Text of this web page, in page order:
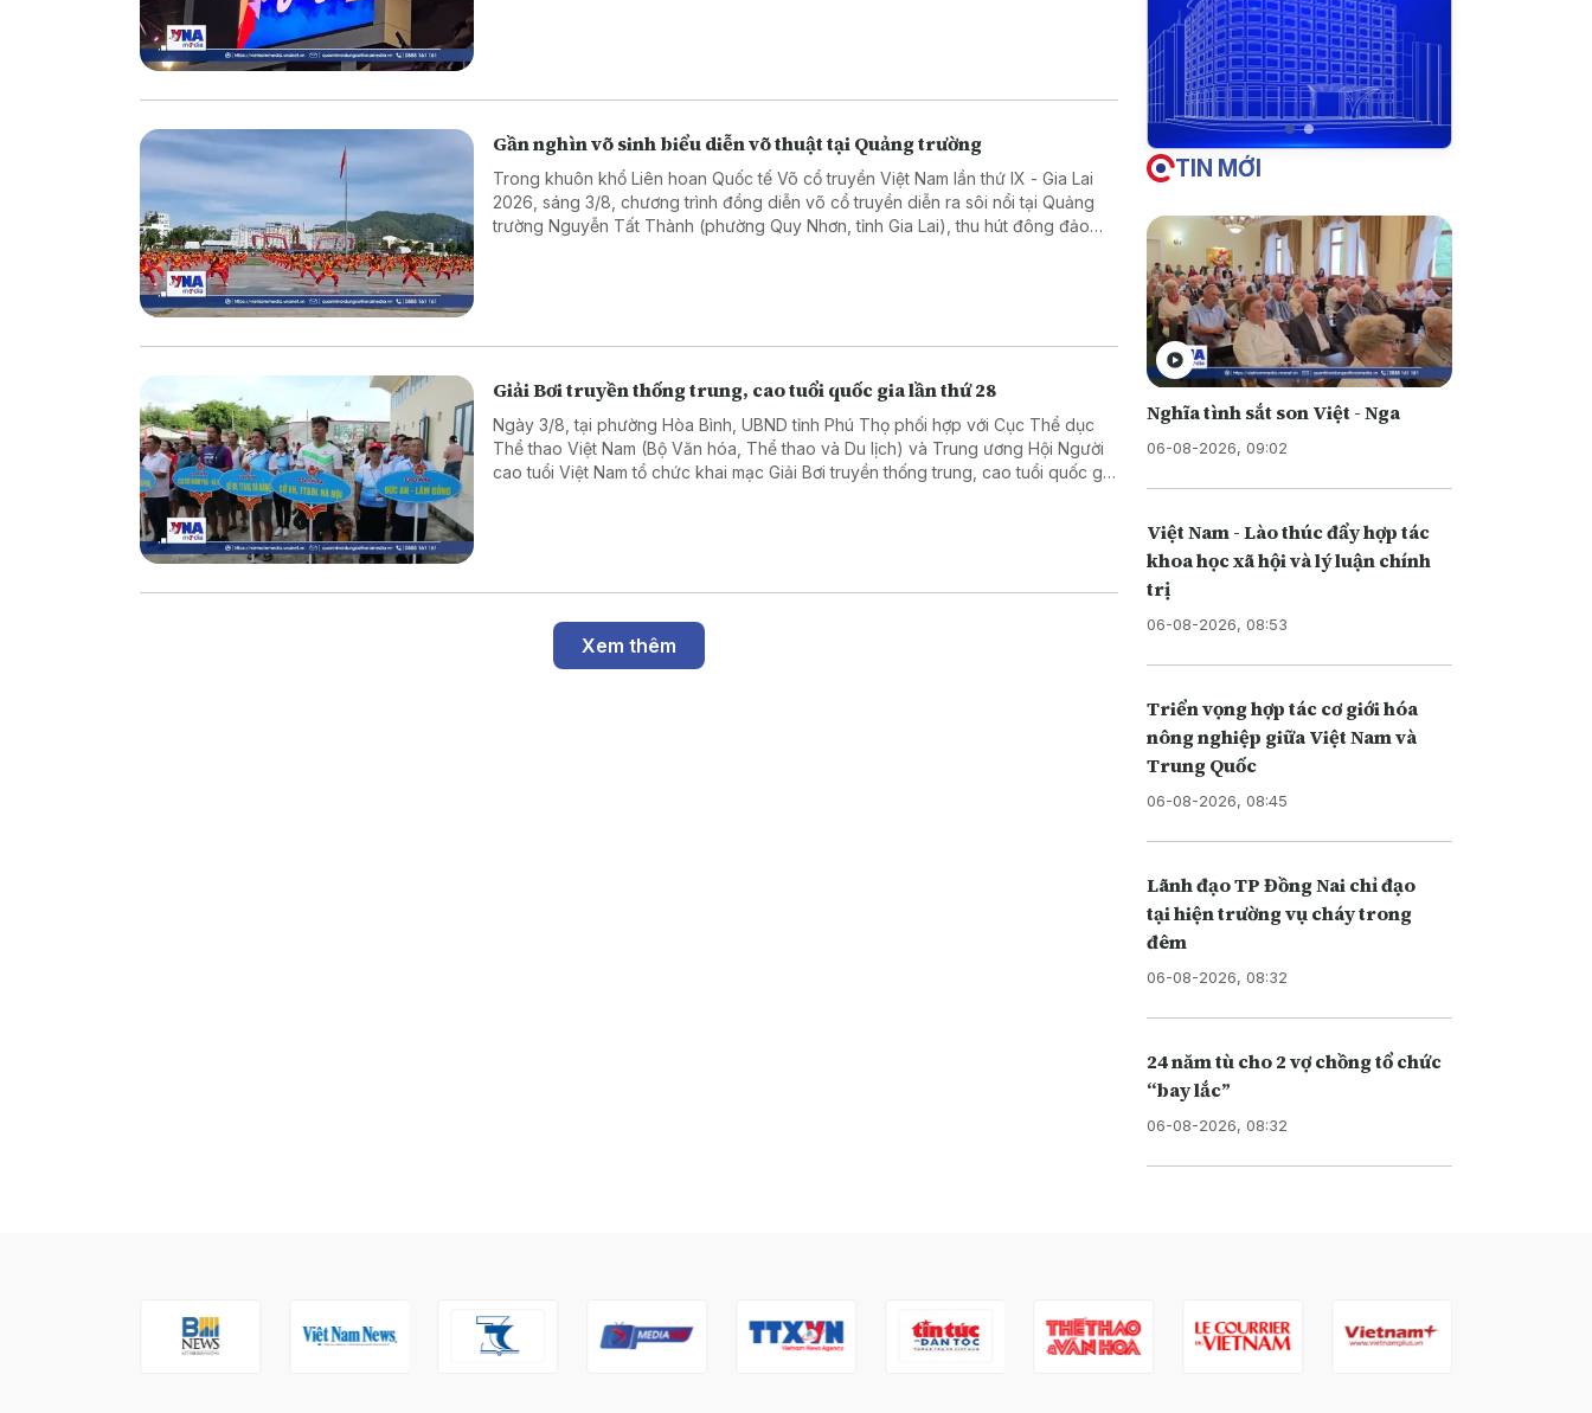
Gần nghìn võ sinh biểu diễn võ thuật tại Quảng trường
Trong khuôn khổ Liên hoan Quốc tế Võ cổ truyền Việt Nam lần thứ IX - Gia Lai
2026, sáng 3/8, chương trình đồng diễn võ cổ truyền diễn ra sôi nổi tại Quảng
trường Nguyễn Tất Thành (phường Quy Nhơn, tỉnh Gia Lai), thu hút đông đảo
Giải Bơi truyền thống trung, cao tuổi quốc gia lần thứ 28
Ngày 3/8, tại phường Hòa Bình, UBND tỉnh Phú Thọ phối hợp với Cục Thể dục
Thể thao Việt Nam (Bộ Văn hóa, Thể thao và Du lịch) và Trung ương Hội Người
cao tuổi Việt Nam tổ chức khai mạc Giải Bơi truyền thống trung, cao tuổi quốc gia
Xem thêm
TIN MỚI
Nghĩa tình sắt son Việt - Nga
06-08-2026, 09:02
Việt Nam - Lào thúc đẩy hợp tác
khoa học xã hội và lý luận chính
trị
06-08-2026, 08:53
Triển vọng hợp tác cơ giới hóa
nông nghiệp giữa Việt Nam và
Trung Quốc
06-08-2026, 08:45
Lãnh đạo TP Đồng Nai chỉ đạo
tại hiện trường vụ cháy trong
đêm
06-08-2026, 08:32
24 năm tù cho 2 vợ chồng tổ chức
“bay lắc”
06-08-2026, 08:32